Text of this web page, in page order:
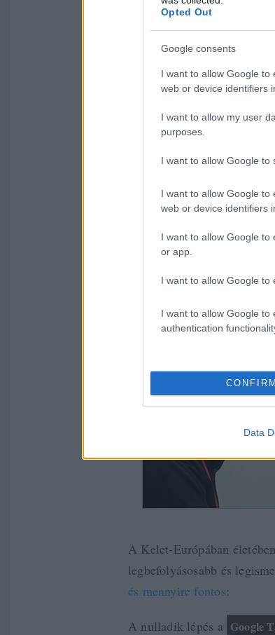
Opted Out
Google consents
I want to allow Google to
web or device identifiers
I want to allow my user
purposes.
I want to allow Google to
I want to allow Google to
web or device identifiers
I want to allow Google to
or app.
I want to allow Google to
I want to allow Google to
authentication
CONFIRM
Data
téma, ott volt. Vagy
Akiket meg ilyen
hogy vegyenek a kezükbe
foglalkozóalapírásokbanés
lemaradásukat.
Nagyvonalakban: a
Universal Analytics
digitális analitika, az
analitika és a fizikai világ
A Kelet-Európában
legbefolyásosabb és
és mennyire fontos:
A nulladik lépés a Google